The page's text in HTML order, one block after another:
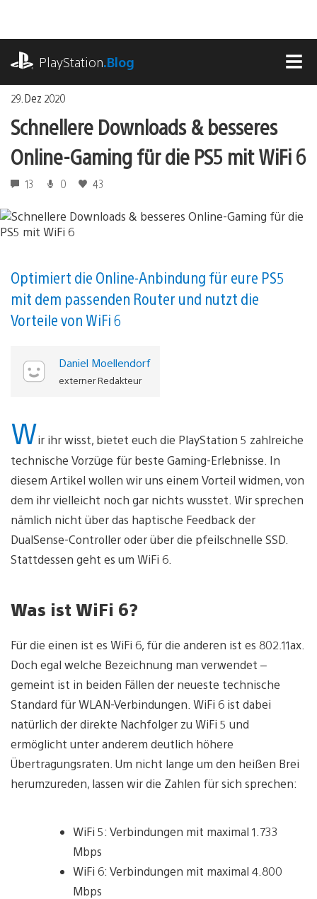
springen
PlayStation.Blog
29. Dez 2020
Schnellere Downloads & besseres
Online-Gaming für die PS5 mit WiFi 6
13 0 43
Optimiert die Online-Anbindung für eure PS5
mit dem passenden Router und nutzt die
Vorteile von WiFi 6
Daniel Moellendorf
externer Redakteur
Wir ihr wisst, bietet euch die PlayStation 5 zahlreiche
technische Vorzüge für beste Gaming-Erlebnisse. In
diesem Artikel wollen wir uns einem Vorteil widmen, von
dem ihr vielleicht noch gar nichts wusstet. Wir sprechen
nämlich nicht über das haptische Feedback der
DualSense-Controller oder über die pfeilschnelle SSD.
Stattdessen geht es um WiFi 6.
Was ist WiFi 6?
Für die einen ist es WiFi 6, für die anderen ist es 802.11ax.
Doch egal welche Bezeichnung man verwendet –
gemeint ist in beiden Fällen der neueste technische
Standard für WLAN-Verbindungen. WiFi 6 ist dabei
natürlich der direkte Nachfolger zu WiFi 5 und
ermöglicht unter anderem deutlich höhere
Übertragungsraten. Um nicht lange um den heißen Brei
herumzureden, lassen wir die Zahlen für sich sprechen:
WiFi 5: Verbindungen mit maximal 1.733
Mbps
WiFi 6: Verbindungen mit maximal 4.800
Mbps